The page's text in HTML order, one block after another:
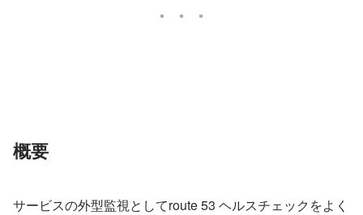
概要
サービスの外型監視としてroute 53 ヘルスチェックをよく